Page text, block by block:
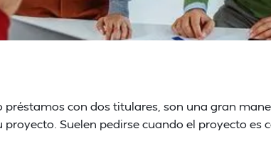
préstamos con dos titulares, son una gran
Suelen pedirse cuando el proyecto es